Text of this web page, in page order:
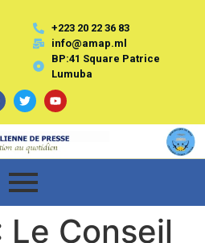
+223 20 22 36 83
info@amap.ml
BP:41 Square Patrice
Lumuba
Le Conseil